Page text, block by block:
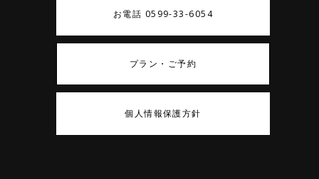
お電話 0599-33-6054
プラン・ご予約
個人情報保護方針